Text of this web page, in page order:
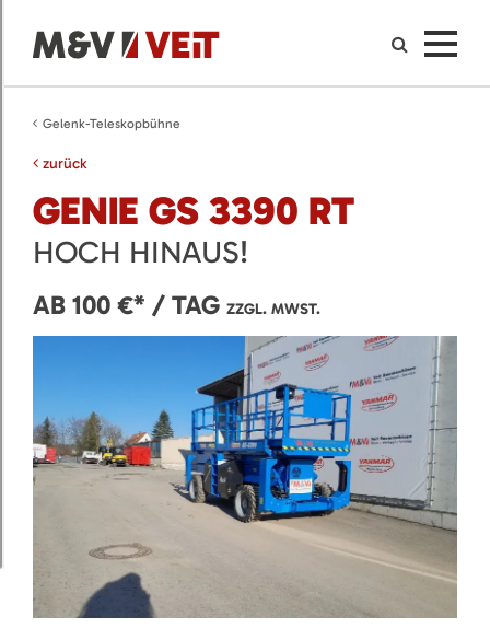
Gelenk-Teleskopbühne
zurück
GENIE GS 3390 RT
HOCH HINAUS!
AB 100 €* / TAG ZZGL. MWST.